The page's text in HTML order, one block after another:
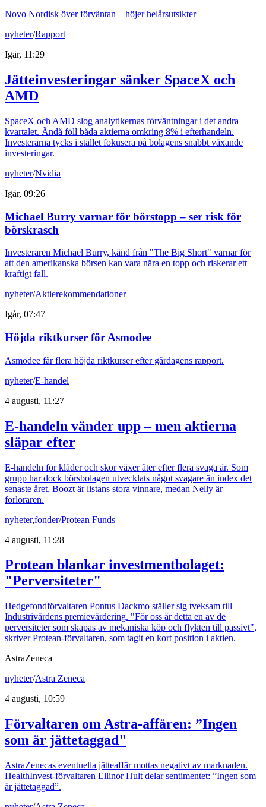
Novo Nordisk över förväntan – höjer helårsutsikter
nyheter/Rapport
Igår, 11:29
Jätteinvesteringar sänker SpaceX och
AMD
SpaceX och AMD slog analytikernas förväntningar i det andra
kvartalet. Ändå föll båda aktierna omkring 8% i efterhandeln.
Investerarna tycks i stället fokusera på bolagens snabbt växande
investeringar.
nyheter/Nvidia
Igår, 09:26
Michael Burry varnar för börstopp – ser risk för
börskrasch
Investeraren Michael Burry, känd från "The Big Short" varnar för
att den amerikanska börsen kan vara nära en topp och riskerar ett
kraftigt fall.
nyheter/Aktierekommendationer
Igår, 07:47
Höjda riktkurser för Asmodee
Asmodee får flera höjda riktkurser efter gårdagens rapport.
nyheter/E-handel
4 augusti, 11:27
E-handeln vänder upp – men aktierna
släpar efter
E-handeln för kläder och skor växer åter efter flera svaga år. Som
grupp har dock börsbolagen utvecklats något svagare än index det
senaste året. Boozt är listans stora vinnare, medan Nelly är
förloraren.
nyheter,fonder/Protean Funds
4 augusti, 11:28
Protean blankar investmentbolaget:
"Perversiteter"
Hedgefondförvaltaren Pontus Dackmo ställer sig tveksam till
Industrivärdens premievärdering. "För oss är detta en av de
perversiteter som skapas av mekaniska köp och flykten till passivt",
skriver Protean-förvaltaren, som tagit en kort position i aktien.
AstraZeneca
nyheter/Astra Zeneca
4 augusti, 10:59
Förvaltaren om Astra-affären: ”Ingen
som är jättetaggad"
AstraZenecas eventuella jätteaffär mottas negativt av marknaden.
HealthInvest-förvaltaren Ellinor Hult delar sentimentet: ”Ingen som
är jättetaggad”.